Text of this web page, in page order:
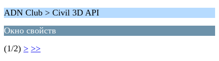
ADN Club > Civil 3D API
Окно свойств
(1/2) > >>